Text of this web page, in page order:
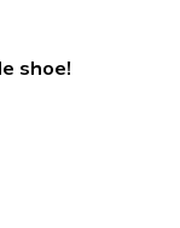
shoe!